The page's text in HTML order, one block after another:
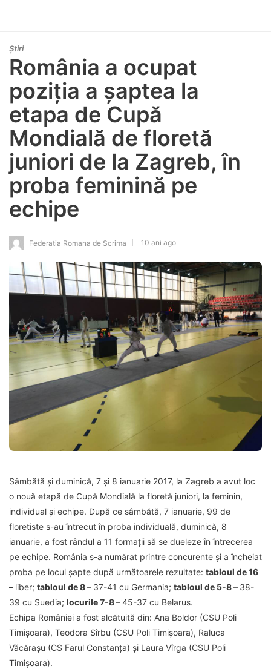
Știri
România a ocupat
poziția a șaptea la
etapa de Cupă
Mondială de floretă
juniori de la Zagreb, în
proba feminină pe
echipe
Federatia Romana de Scrima 10 ani ago
Sâmbătă și duminică, 7 și 8 ianuarie 2017, la Zagreb a avut loc
o nouă etapă de Cupă Mondială la floretă juniori, la feminin,
individual și echipe. După ce sâmbătă, 7 ianuarie, 99 de
floretiste s-au întrecut în proba individuală, duminică, 8
ianuarie, a fost rândul a 11 formații să se dueleze în întrecerea
pe echipe. România s-a numărat printre concurente și a încheiat
proba pe locul șapte după următoarele rezultate: tabloul de 16
– liber; tabloul de 8 – 37-41 cu Germania; tabloul de 5-8 – 38-
39 cu Suedia; locurile 7-8 –45-37 cu Belarus.
Echipa României a fost alcătuită din: Ana Boldor (CSU Poli
Timișoara), Teodora Sîrbu (CSU Poli Timișoara), Raluca
Văcărașu (CS Farul Constanța) și Laura Vîrga (CSU Poli
Timișoara).